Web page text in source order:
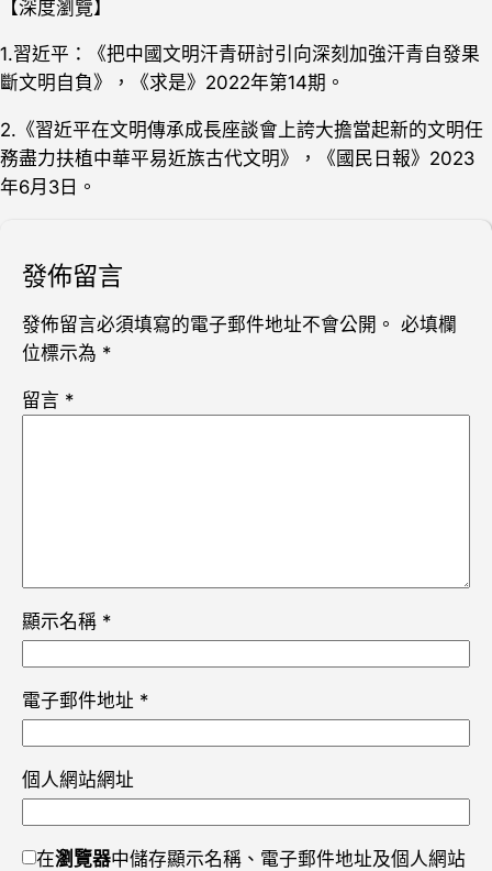
【深度瀏覽】
1.習近平：《把中國文明汗青研討引向深刻加強汗青自發果
斷文明自負》，《求是》2022年第14期。
2.《習近平在文明傳承成長座談會上誇大擔當起新的文明任
務盡力扶植中華平易近族古代文明》，《國民日報》2023
年6月3日。
發佈留言
發佈留言必須填寫的電子郵件地址不會公開。 必填欄
位標示為 *
留言 *
顯示名稱 *
電子郵件地址 *
個人網站網址
在瀏覽器中儲存顯示名稱、電子郵件地址及個人網站